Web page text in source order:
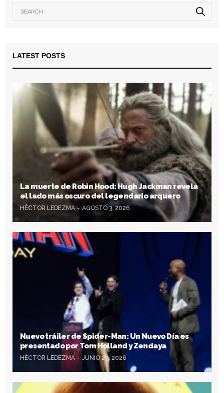
LATEST POSTS
La muerte de Robin Hood: Hugh Jackman revela
el lado más oscuro del legendario arquero
HÉCTOR LEDEZMA AGOSTO 3, 2026
Nuevo tráiler de Spider-Man: Un Nuevo Día es
presentado por Tom Holland y Zendaya
HÉCTOR LEDEZMA JUNIO 29, 2026